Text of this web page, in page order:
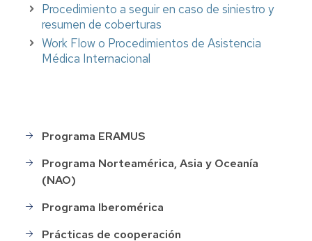
Procedimiento a seguir en caso de siniestro y
resumen de coberturas
Work Flow o Procedimientos de Asistencia
Médica Internacional
Programas
movilidad
Programa ERAMUS
Programa Norteamérica, Asia y Oceanía
(NAO)
Programa Iberomérica
Prácticas de cooperación